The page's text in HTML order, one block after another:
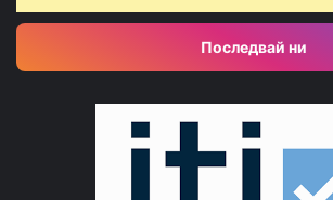
Последвай ни